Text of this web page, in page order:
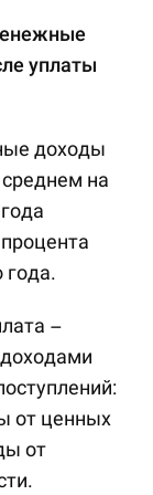
уплаты
доходы
на
года.
–
от ценных
от